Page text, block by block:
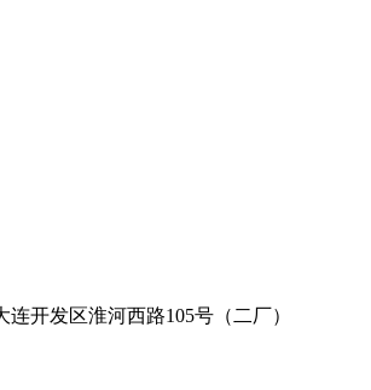
开发区淮河西路105号（二厂）